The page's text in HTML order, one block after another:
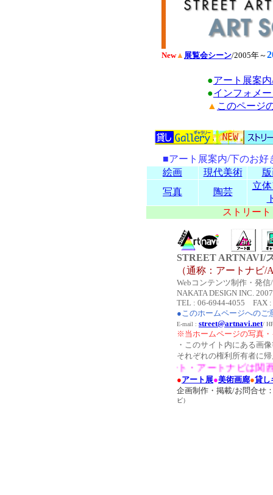
New▲ 展覧会シーン/2005年～
●アート展案
●インフォメ
▲ このページ
■アート展案内/下のお好
絵画
現代美術
写真
陶芸
立
ストリー
STREET ARTNAVI/
（通称：アートナビ/
Webコンテンツ制作・発
NAKATA DESIGN INC.
TEL : 06-6944-4055 FAX :
●このホームページへのご
E-mail : street@artnavi.net/
※当ホームページの写真
・このサイト内にある画
それぞれの権利所有者に
●ストリート・アートナビは関西・大
●アート展●美術画廊●貸し
企画制作・掲載/お問合せ
ビ）